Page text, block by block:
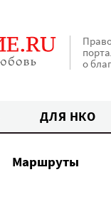
о
ДЛЯ НКО
Маршруты